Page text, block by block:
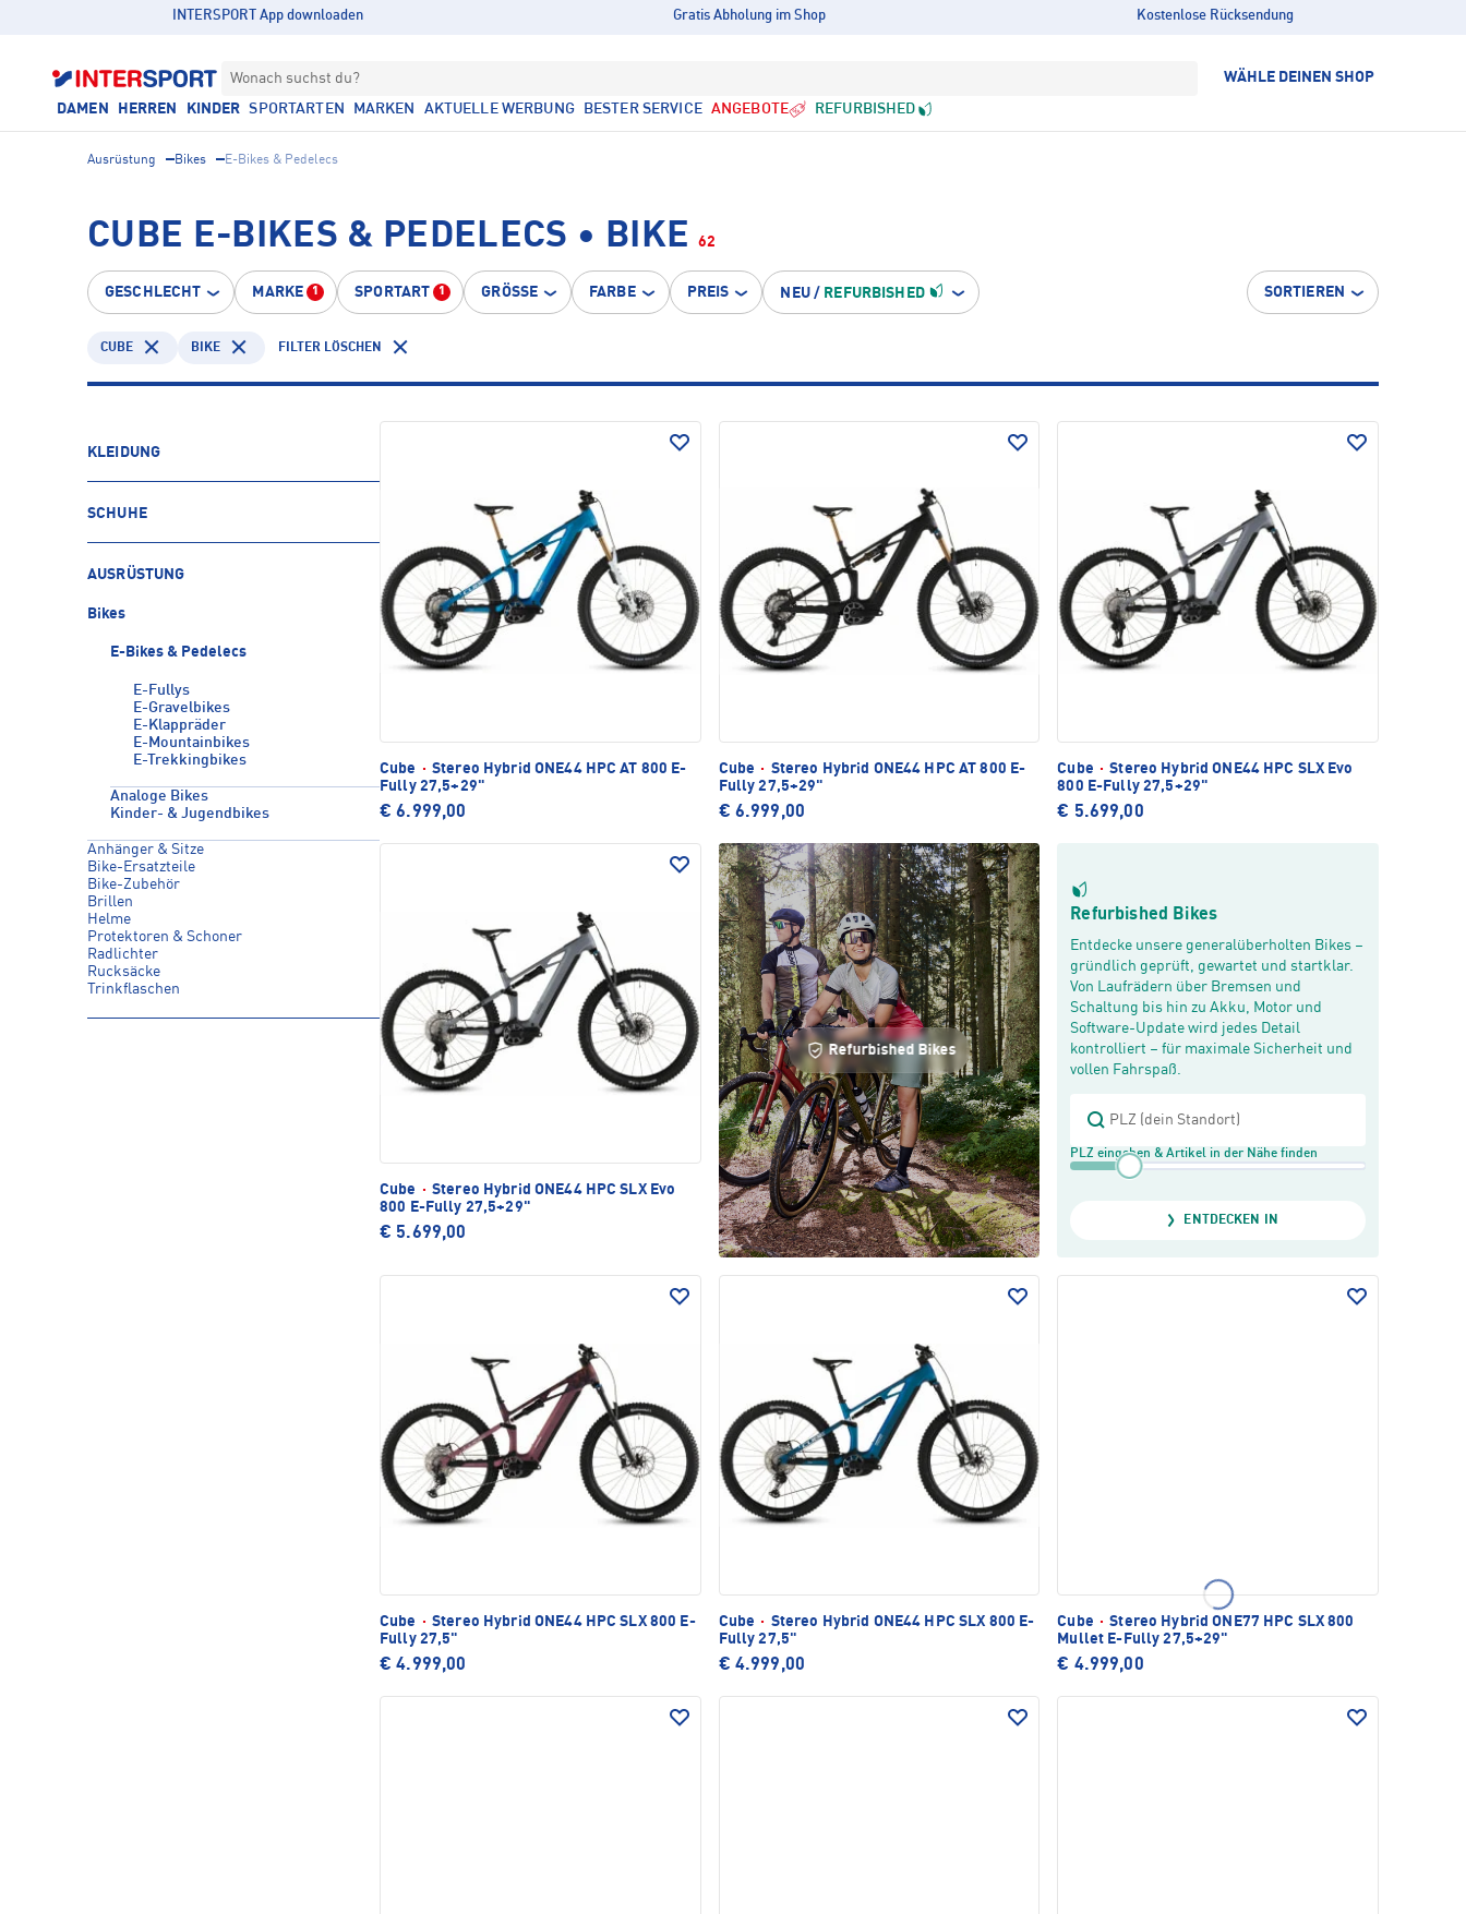
INTERSPORT App downloaden Gratis Abholung im Shop Kostenlose Rücksendung
Wonach suchst du? WÄHLE DEINEN SHOP
DAMEN HERREN KINDER SPORTARTEN MARKEN AKTUELLE WERBUNG BESTER SERVICE ANGEBOTE REFURBISHED
Ausrüstung Bikes E-Bikes & Pedelecs
CUBE E-BIKES & PEDELECS • BIKE 62
GESCHLECHT MARKE 1 SPORTART 1 GRÖSSE FARBE PREIS NEU/ REFURBISHED SORTIEREN
CUBE BIKE FILTER LÖSCHEN
KLEIDUNG
SCHUHE
AUSRÜSTUNG
Bikes
E-Bikes & Pedelecs
E-Fullys
E-Gravelbikes
E-Klappräder
E-Mountainbikes
E-Trekkingbikes
Analoge Bikes
Kinder- & Jugendbikes
Anhänger & Sitze
Bike-Ersatzteile
Bike-Zubehör
Brillen
Helme
Protektoren & Schoner
Radlichter
Rucksäcke
Trinkflaschen
Cube · Stereo Hybrid ONE44 HPC AT 800 E-
Fully 27,5+29"
€ 6.999,00
Cube · Stereo Hybrid ONE44 HPC AT 800 E-
Fully 27,5+29"
€ 6.999,00
Cube · Stereo Hybrid ONE44 HPC SLX Evo
800 E-Fully 27,5+29"
€ 5.699,00
Cube · Stereo Hybrid ONE44 HPC SLX Evo
800 E-Fully 27,5+29"
€ 5.699,00
Cube · Stereo Hybrid ONE44 HPC SLX 800 E-
Fully 27,5"
€ 4.999,00
Cube · Stereo Hybrid ONE44 HPC SLX 800 E-
Fully 27,5"
€ 4.999,00
Cube · Stereo Hybrid ONE77 HPC SLX 800
Mullet E-Fully 27,5+29"
€ 4.999,00
Refurbished Bikes
Refurbished Bikes
Entdecke unsere generalüberholten Bikes –
gründlich geprüft, gewartet und startklar.
Von Laufrädern über Bremsen und
Schaltung bis hin zu Akku, Motor und
Software-Update wird jedes Detail
kontrolliert – für maximale Sicherheit und
vollen Fahrspaß.
PLZ eingeben & Artikel in der Nähe finden
ENTDECKEN IN